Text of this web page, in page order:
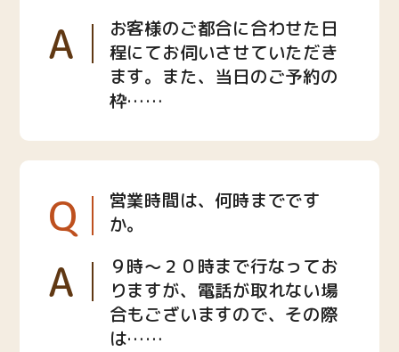
A
お客様のご都合に合わせた日
程にてお伺いさせていただき
ます。また、当日のご予約の
枠……
Q
営業時間は、何時までです
か。
A
９時〜２０時まで行なってお
りますが、電話が取れない場
合もございますので、その際
は……